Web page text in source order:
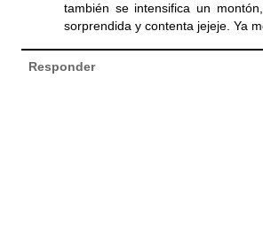
también se intensifica un
sorprendida y contenta jejeje. Ya
Responder